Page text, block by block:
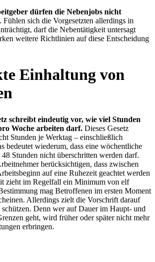
dürfen die Nebenjobs nicht
. Fühlen sich die Vorgesetzten allerdings in
darf die Nebentätigkeit untersagt
weitere Richtlinien auf diese Entscheidung
Einhaltung von
schreibt eindeutig vor, wie viel Stunden
Woche arbeiten darf. Dieses Gesetz
Stunden je Werktag – einschließlich
bedeutet wiederum, dass eine wöchentliche
Stunden nicht überschritten werden darf.
berücksichtigen, dass zwischen
auf eine Ruhezeit geachtet werden
zieht im Regelfall ein Minimum von elf
mag Betroffenen im ersten Moment
Allerdings zielt die Vorschrift darauf
Denn wer auf Dauer im Haupt- und
geht, wird früher oder später nicht mehr
erbringen.